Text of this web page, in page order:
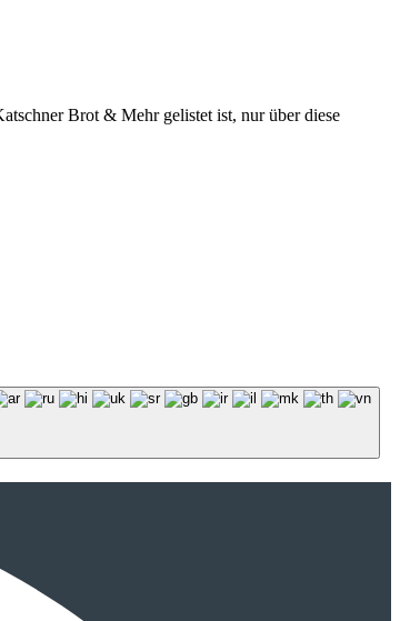
Brot & Mehr gelistet ist, nur über diese